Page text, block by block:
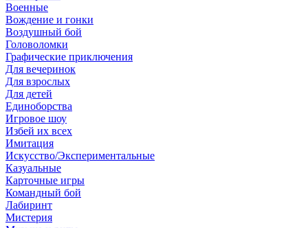
Военные
Вождение и гонки
Воздушный бой
Головоломки
Графические приключения
Для вечеринок
Для взрослых
Для детей
Единоборства
Игровое шоу
Избей их всех
Имитация
Искусство/Экспериментальные
Казуальные
Карточные игры
Командный бой
Лабиринт
Мистерия